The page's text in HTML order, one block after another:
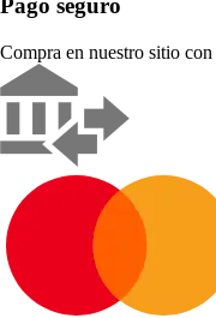
Pago seguro
Compra en nuestro sitio